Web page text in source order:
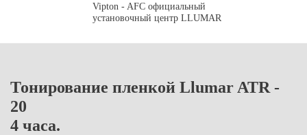
Vipton - AFC официальный
установочный центр LLUMAR
Тонирование пленкой Llumar ATR -
20
4 часа.